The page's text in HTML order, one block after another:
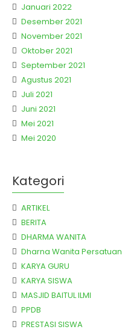
Januari 2022
Desember 2021
November 2021
Oktober 2021
September 2021
Agustus 2021
Juli 2021
Juni 2021
Mei 2021
Mei 2020
Kategori
ARTIKEL
BERITA
DHARMA WANITA
Dharna Wanita Persatuan
KARYA GURU
KARYA SISWA
MASJID BAITUL ILMI
PPDB
PRESTASI SISWA